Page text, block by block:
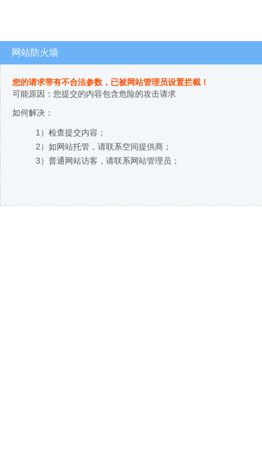
网站防火墙
您的请求带有不合法参数，已被网站管理员设置拦截！
可能原因：您提交的内容包含危险的攻击请求
如何解决：
1）检查提交内容；
2）如网站托管，请联系空间提供商；
3）普通网站访客，请联系网站管理员；